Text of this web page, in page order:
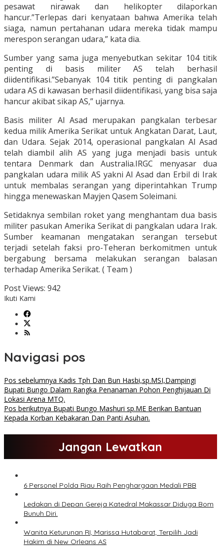
pesawat nirawak dan helikopter dilaporkan
hancur.”Terlepas dari kenyataan bahwa Amerika telah
siaga, namun pertahanan udara mereka tidak mampu
merespon serangan udara,” kata dia.
Sumber yang sama juga menyebutkan sekitar 104 titik
penting di basis militer AS telah berhasil
diidentifikasi.”Sebanyak 104 titik penting di pangkalan
udara AS di kawasan berhasil diidentifikasi, yang bisa saja
hancur akibat sikap AS,” ujarnya.
Basis militer Al Asad merupakan pangkalan terbesar
kedua milik Amerika Serikat untuk Angkatan Darat, Laut,
dan Udara. Sejak 2014, operasional pangkalan Al Asad
telah diambil alih AS yang juga menjadi basis untuk
tentara Denmark dan Australia.IRGC menyasar dua
pangkalan udara milik AS yakni Al Asad dan Erbil di Irak
untuk membalas serangan yang diperintahkan Trump
hingga menewaskan Mayjen Qasem Soleimani.
Setidaknya sembilan roket yang menghantam dua basis
militer pasukan Amerika Serikat di pangkalan udara Irak.
Sumber keamanan mengatakan serangan tersebut
terjadi setelah faksi pro-Teheran berkomitmen untuk
bergabung bersama melakukan serangan balasan
terhadap Amerika Serikat. ( Team )
Post Views: 942
Ikuti Kami
Navigasi pos
Pos sebelumnya Kadis Tph Dan Bun Hasbi,sp.MSI,Dampingi
Bupati Bungo Dalam Rangka Penanaman Pohon Penghijauan Di
Lokasi Arena MTQ.
Pos berikutnya Bupati Bungo Mashuri sp.ME Berikan Bantuan
Kepada Korban Kebakaran Dan Panti Asuhan.
Jangan Lewatkan
6 Personel Polda Riau Raih Penghargaan Medali PBB
Ledakan di Depan Gereja Katedral Makassar Diduga Bom
Bunuh Diri.
Wanita Keturunan RI, Marissa Hutabarat, Terpilih Jadi
Hakim di New Orleans AS